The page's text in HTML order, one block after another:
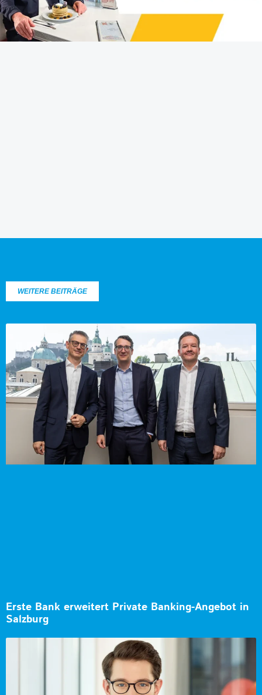
WEITERE BEITRÄGE
Erste Bank erweitert Private Banking-Angebot in
Salzburg